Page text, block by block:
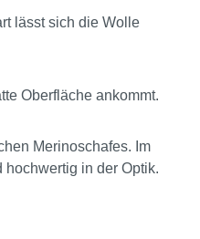
lässt sich die Wolle
Oberfläche ankommt.
Merinoschafes. Im
in der Optik.